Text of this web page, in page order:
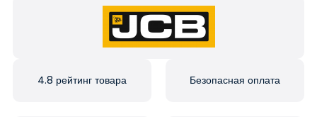
4.8 рейтинг товара Безопасная оплата